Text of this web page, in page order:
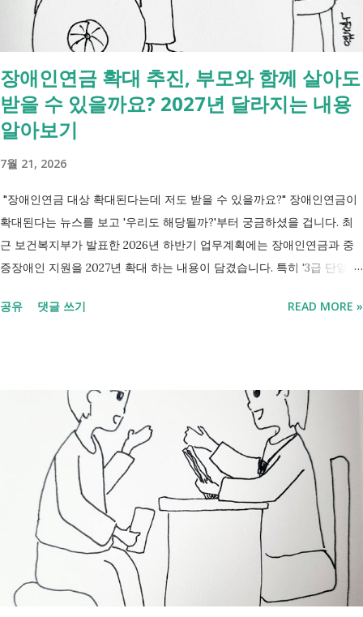
상 채무, 구독 [함께보면 좋은 링크] - 부모님 사망 후 ...
장애인연금 확대 추진, 부모와 함께 살아도
받을 수 있을까요? 2027년 달라지는 내용
알아보기
7월 21, 2026
"장애인연금 대상 확대된다는데 저도 받을 수 있을까요?" 장애인연금이
확대된다는 뉴스를 보고 '우리도 해당될까?'부터 궁금하셨을 겁니다. 최
근 보건복지부가 발표한 2026년 하반기 업무계획에는 장애인연금과 중
증장애인 지원을 2027년 확대 하는 내용이 담겼습니다. 특히 '3급 단일장
포함되면서 많은 분들이 관심을 갖고 있습니다. 이번 글에서는 장애인과
일 발표된 보건복지부 업무계획에 담긴 내용은 무엇인가요? 2027년 보건
복지부의 업무계획에 담긴 장애인관련은 어떤 내용이 있는지 살펴보겠습
니다. 정부 업무계획 내용 추진 시기 3급 단일장애까지 장애인연금 지급
2027년 중증장애인 생계급여 부양의무자 기준 폐지 2027년 하반기 활동
지원서비스 65세 이후 선택권 보장 2027년 7월 최중증 발달장애인 24시
간 긴급돌봄 확대 확대 추진 장애인 공공일자리 지속 확대 계속 추진 ※
업무계획에 담긴 내용으로, 법 개정과 예산 반영 등을 거쳐 시행될 예정
입니다. 부모와 함께 살아도 장애인연금을 받을 수 있을까요? 이번 보건
복지부 업무계획이 발표된 뒤 많은 분들이 질문하셨습니다. "부모와 같이
살면 장애인연금을 받을 수 없나요?" "혼자 살아야만 받을 수 있는 건가
공유 댓글 쓰기 READ MORE »